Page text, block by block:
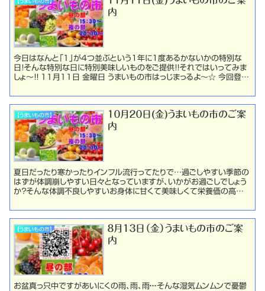
内
今日はなんと「１」が4つ並ぶという1年に1度あるかないかの特別な
日！そんな特別な日に特別美味しいものをご提供！！それではいってみま
しょ～！！ １１月１１日 金曜日 うまいもの市はっじまっるよ～☆ 今回登場
【うまいもの市】
１０月２０日(金)うまいもの市のご案
内
夏日だったり寒かったりインフル流行ってたりで…過ごしやすい季節の
はずが体調崩しやすい日々となっていますが、いかがお過ごしでしょう
か？そんな体調不良しやすいお身体に甘くて美味しくて栄養価の高～
【うまいもの市】
８月１３日（金）うまいもの市のご案
内
お盆真っ只中ですがあいにくの雨、雨、雨・・・そんな湿気ムンムンで憂鬱